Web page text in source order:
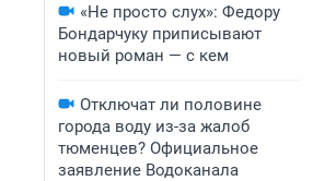
«Не просто слух»: Федору
Бондарчуку приписывают
новый роман — с кем
Отключат ли половине
города воду из-за жалоб
тюменцев? Официальное
заявление Водоканала